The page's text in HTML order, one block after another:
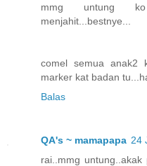
mmg untung
menjahit...bestnye...
comel semua anak2
marker kat badan
Balas
QA's ~ mamapapa 24
rai..mmg